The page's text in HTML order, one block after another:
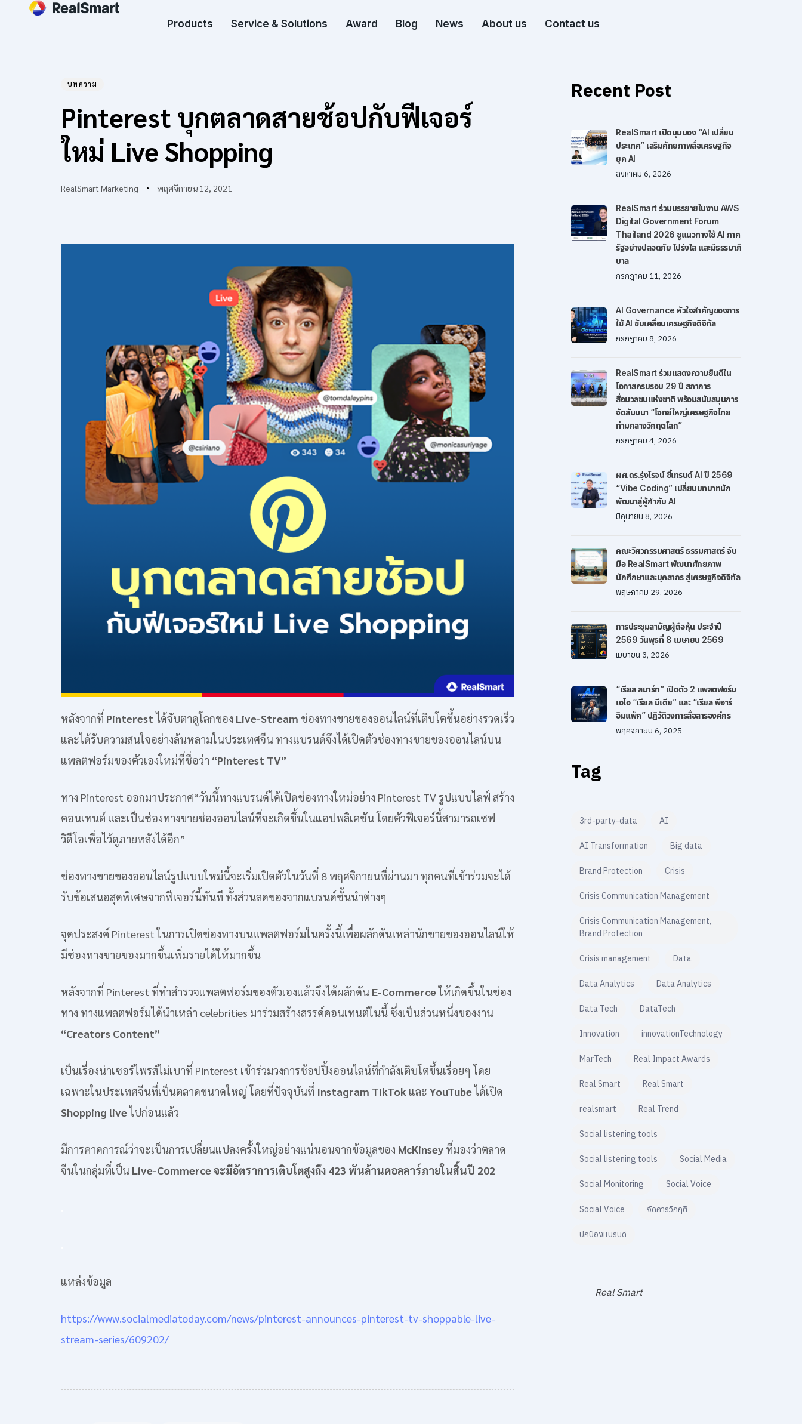
Products Service & Solutions Award Blog News About us Contact us
PUBLISHED
IN:
บทความ
Pinterest บุกตลาดสายช้อปกับฟีเจอร์
ใหม่ Live Shopping
Author
RealSmart Marketing
Published
on:
พฤศจิกายน 12, 2021
หลังจากที่ Pinterest ได้จับตาดูโลกของ Live-Stream ช่องทางขายของออนไลน์ที่เติบโตขึ้นอย่างรวดเร็ว
และได้รับความสนใจอย่างล้นหลามในประเทศจีน ทางแบรนด์จึงได้เปิดตัวช่องทางขายของออนไลน์บน
แพลตฟอร์มของตัวเองใหม่ที่ชื่อว่า “Pinterest TV”
ทาง Pinterest ออกมาประกาศ“วันนี้ทางแบรนด์ได้เปิดช่องทางใหม่อย่าง Pinterest TV รูปแบบไลฟ์ สร้าง
คอนเทนต์ และเป็นช่องทางขายช่องออนไลน์ที่จะเกิดขึ้นในแอปพลิเคชัน โดยตัวฟีเจอร์นี้สามารถเซฟ
วิดีโอเพื่อไว้ดูภายหลังได้อีก”
ช่องทางขายของออนไลน์รูปแบบใหม่นี้จะเริ่มเปิดตัวในวันที่ 8 พฤศจิกายนที่ผ่านมา ทุกคนที่เข้าร่วมจะได้
รับข้อเสนอสุดพิเศษจากฟีเจอร์นี้ทันที ทั้งส่วนลดของจากแบรนด์ชั้นนำต่างๆ
จุดประสงค์ Pinterest ในการเปิดช่องทางบนแพลตฟอร์มในครั้งนี้เพื่อผลักดันเหล่านักขายของออนไลน์ให้
มีช่องทางขายของมากขึ้นเพิ่มรายได้ให้มากขึ้น
หลังจากที่ Pinterest ที่ทำสำรวจแพลตฟอร์มของตัวเองแล้วจึงได้ผลักดัน E-Commerceให้เกิดขึ้นในช่อง
ทาง ทางแพลตฟอร์มได้นำเหล่า celebrities มาร่วมสร้างสรรค์คอนเทนต์ในนี้ ซึ่งเป็นส่วนหนึ่งของงาน
“Creators Content”
เป็นเรื่องน่าเซอร์ไพรส์ไม่เบาที่ Pinterest เข้าร่วมวงการช้อปปิ้งออนไลน์ที่กำลังเติบโตขึ้นเรื่อยๆ โดย
เฉพาะในประเทศจีนที่เป็นตลาดขนาดใหญ่ โดยที่ปัจจุบันที่ Instagram TikTok และ YouTubeได้เปิด
Shopping liveไปก่อนแล้ว
มีการคาดการณ์ว่าจะเป็นการเปลี่ยนแปลงครั้งใหญ่อย่างแน่นอนจากข้อมูลของ McKinsey ที่มองว่าตลาด
จีนในกลุ่มที่เป็น Live-Commerce จะมีอัตราการเติบโตสูงถึง 423 พันล้านดอลลาร์ภายในสิ้นปี 202
แหล่งข้อมูล
https://www.socialmediatoday.com/news/pinterest-announces-pinterest-tv-shoppable-live-
stream-series/609202/
Recent Post
RealSmart เปิดมุมมอง “AI เปลี่ยน
ประเทศ” เสริมศักยภาพสื่อเศรษฐกิจ
ยุค AI
สิงหาคม 6, 2026
RealSmart ร่วมบรรยายในงาน AWS
Digital Government Forum
Thailand 2026 ชูแนวทางใช้ AI ภาค
รัฐอย่างปลอดภัย โปร่งใส และมีธรรมาภิ
บาล
กรกฎาคม 11, 2026
AI Governance หัวใจสำคัญของการ
ใช้ AI ขับเคลื่อนเศรษฐกิจดิจิทัล
กรกฎาคม 8, 2026
RealSmart ร่วมแสดงความยินดีใน
โอกาสครบรอบ 29 ปี สภาการ
สื่อมวลชนแห่งชาติ พร้อมสนับสนุนการ
จัดสัมมนา “โจทย์ใหญ่เศรษฐกิจไทย
ท่ามกลางวิกฤตโลก”
กรกฎาคม 4, 2026
ผศ.ดร.รุ่งโรจน์ ชี้เทรนด์ AI ปี 2569
“Vibe Coding” เปลี่ยนบทบาทนัก
พัฒนาสู่ผู้กำกับ AI
มิถุนายน 8, 2026
คณะวิศวกรรมศาสตร์ ธรรมศาสตร์ จับ
มือ RealSmart พัฒนาศักยภาพ
นักศึกษาและบุคลากร สู่เศรษฐกิจดิจิทัล
พฤษภาคม 29, 2026
การประชุมสามัญผู้ถือหุ้น ประจำปี
2569 วันพุธที่ 8 เมษายน 2569
เมษายน 3, 2026
“เรียล สมาร์ท” เปิดตัว 2 แพลตฟอร์ม
เอไอ “เรียล มีเดีย” และ “เรียล พีอาร์
อิมแพ็ค” ปฏิวัติวงการสื่อสารองค์กร
พฤศจิกายน 6, 2025
Tag
3rd-party-data AI
AI Transformation Big data
Brand Protection Crisis
Crisis Communication Management
Crisis Communication Management,
Brand Protection
Crisis management Data
Data Analytics Data Analytics
Data Tech DataTech
Innovation innovationTechnology
MarTech Real Impact Awards
Real Smart Real Smart
realsmart Real Trend
Social listening tools
Social listening tools Social Media
Social Monitoring Social Voice
Social Voice จัดการวิกฤติ
ปกป้องแบรนด์
Real Smart